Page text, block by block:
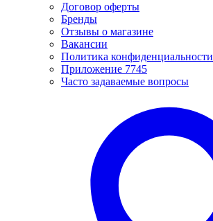
Договор оферты
Бренды
Отзывы о магазине
Вакансии
Политика конфиденциальности
Приложение 7745
Часто задаваемые вопросы